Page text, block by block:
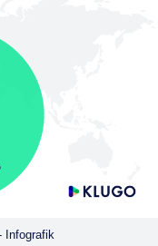
Infografik